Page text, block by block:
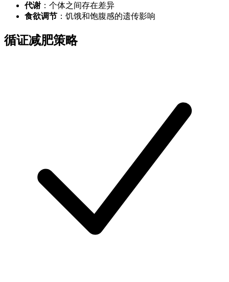
代谢 ：个体之间存在差异
食欲调节 ：饥饿和饱腹感的遗传影响
循证减肥策略